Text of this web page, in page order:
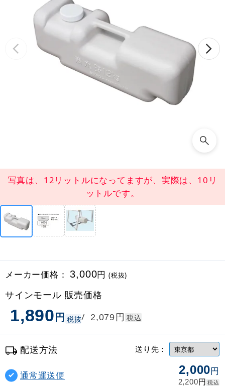
写真は、12リットルになってますが、実際は、10リ
ットルです。
メーカー価格：3,000円(税抜)
サインモール 販売価格
1,890円 税抜/ 2,079円 税込
配送方法 送り先：
通常運送便 2,000円
2,200円 税込